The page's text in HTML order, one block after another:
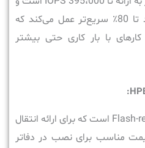
در مقایسه با نسل قبلی خود تا 80٪ سریع‌تر عمل می‌کند که
با بار کاری‌ حتی بیشتر
یک سیستم ذخیره‌سازی Flash-ready است که برای ارائه انتقال
مناسب برای نصب در دفاتر